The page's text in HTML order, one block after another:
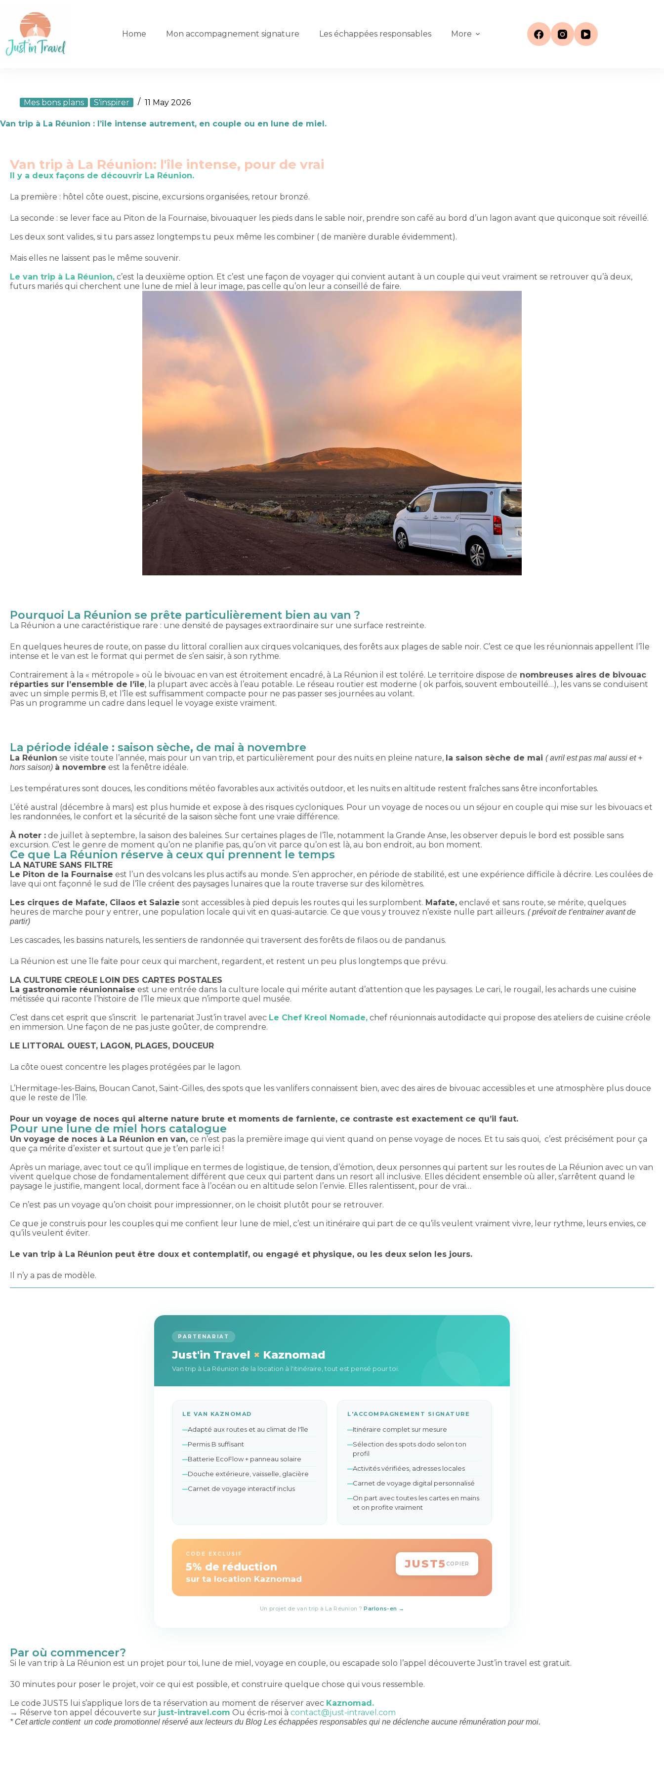
Home Mon accompagnement signature Les échappées responsables More
Mes bons plans S'inspirer 11 May 2026
Van trip à La Réunion : l’île intense autrement, en couple ou en lune de miel.
Van trip à La Réunion: l'île intense, pour de vrai
Il y a deux façons de découvrir La Réunion.
La première : hôtel côte ouest, piscine, excursions organisées, retour bronzé.
La seconde : se lever face au Piton de la Fournaise, bivouaquer les pieds dans le sable noir, prendre son café au bord d’un lagon avant que quiconque soit réveillé.
Les deux sont valides, si tu pars assez longtemps tu peux même les combiner ( de manière durable évidemment).
Mais elles ne laissent pas le même souvenir.
Le van trip à La Réunion, c’est la deuxième option. Et c’est une façon de voyager qui convient autant à un couple qui veut vraiment se retrouver qu’à deux,
futurs mariés qui cherchent une lune de miel à leur image, pas celle qu’on leur a conseillé de faire.
Pourquoi La Réunion se prête particulièrement bien au van ?
La Réunion a une caractéristique rare : une densité de paysages extraordinaire sur une surface restreinte.
En quelques heures de route, on passe du littoral corallien aux cirques volcaniques, des forêts aux plages de sable noir. C’est ce que les réunionnais appellent l’île
intense et le van est le format qui permet de s’en saisir, à son rythme.
Contrairement à la « métropole » où le bivouac en van est étroitement encadré, à La Réunion il est toléré. Le territoire dispose de nombreuses aires de bivouac
réparties sur l’ensemble de l’île, la plupart avec accès à l’eau potable. Le réseau routier est moderne ( ok parfois, souvent embouteillé…), les vans se conduisent
avec un simple permis B, et l’île est suffisamment compacte pour ne pas passer ses journées au volant.
Pas un programme un cadre dans lequel le voyage existe vraiment.
La période idéale : saison sèche, de mai à novembre
La Réunion se visite toute l’année, mais pour un van trip, et particulièrement pour des nuits en pleine nature, la saison sèche de mai ( avril est pas mal aussi et +
hors saison) à novembre est la fenêtre idéale.
Les températures sont douces, les conditions météo favorables aux activités outdoor, et les nuits en altitude restent fraîches sans être inconfortables.
L’été austral (décembre à mars) est plus humide et expose à des risques cycloniques. Pour un voyage de noces ou un séjour en couple qui mise sur les bivouacs et
les randonnées, le confort et la sécurité de la saison sèche font une vraie différence.
À noter : de juillet à septembre, la saison des baleines. Sur certaines plages de l’île, notamment la Grande Anse, les observer depuis le bord est possible sans
excursion. C’est le genre de moment qu’on ne planifie pas, qu’on vit parce qu’on est là, au bon endroit, au bon moment.
Ce que La Réunion réserve à ceux qui prennent le temps
LA NATURE SANS FILTRE
Le Piton de la Fournaise est l’un des volcans les plus actifs au monde. S’en approcher, en période de stabilité, est une expérience difficile à décrire. Les coulées de
lave qui ont façonné le sud de l’île créent des paysages lunaires que la route traverse sur des kilomètres.
Les cirques de Mafate, Cilaos et Salazie sont accessibles à pied depuis les routes qui les surplombent. Mafate, enclavé et sans route, se mérite, quelques
heures de marche pour y entrer, une population locale qui vit en quasi-autarcie. Ce que vous y trouvez n’existe nulle part ailleurs. ( prévoit de t’entrainer avant de
partir)
Les cascades, les bassins naturels, les sentiers de randonnée qui traversent des forêts de filaos ou de pandanus.
La Réunion est une île faite pour ceux qui marchent, regardent, et restent un peu plus longtemps que prévu.
LA CULTURE CREOLE LOIN DES CARTES POSTALES
La gastronomie réunionnaise est une entrée dans la culture locale qui mérite autant d’attention que les paysages. Le cari, le rougail, les achards une cuisine
métissée qui raconte l’histoire de l’île mieux que n’importe quel musée.
C’est dans cet esprit que s’inscrit le partenariat Just’in travel avec Le Chef Kreol Nomade, chef réunionnais autodidacte qui propose des ateliers de cuisine créole
en immersion. Une façon de ne pas juste goûter, de comprendre.
LE LITTORAL OUEST, LAGON, PLAGES, DOUCEUR
La côte ouest concentre les plages protégées par le lagon.
L’Hermitage-les-Bains, Boucan Canot, Saint-Gilles, des spots que les vanlifers connaissent bien, avec des aires de bivouac accessibles et une atmosphère plus douce
que le reste de l’île.
Pour un voyage de noces qui alterne nature brute et moments de farniente, ce contraste est exactement ce qu’il faut.
Pour une lune de miel hors catalogue
Un voyage de noces à La Réunion en van, ce n’est pas la première image qui vient quand on pense voyage de noces. Et tu sais quoi, c’est précisément pour ça
que ça mérite d’exister et surtout que je t’en parle ici !
Après un mariage, avec tout ce qu’il implique en termes de logistique, de tension, d’émotion, deux personnes qui partent sur les routes de La Réunion avec un van
vivent quelque chose de fondamentalement différent que ceux qui partent dans un resort all inclusive. Elles décident ensemble où aller, s’arrêtent quand le
paysage le justifie, mangent local, dorment face à l’océan ou en altitude selon l’envie. Elles ralentissent, pour de vrai…
Ce n’est pas un voyage qu’on choisit pour impressionner, on le choisit plutôt pour se retrouver.
Ce que je construis pour les couples qui me confient leur lune de miel, c’est un itinéraire qui part de ce qu’ils veulent vraiment vivre, leur rythme, leurs envies, ce
qu’ils veulent éviter.
Le van trip à La Réunion peut être doux et contemplatif, ou engagé et physique, ou les deux selon les jours.
Il n’y a pas de modèle.
PARTENARIAT
Just'in Travel × Kaznomad
Van trip à La Réunion de la location à l'itinéraire, tout est pensé pour toi.
LE VAN KAZNOMAD
Adapté aux routes et au climat de l'île
Permis B suffisant
Batterie EcoFlow + panneau solaire
Douche extérieure, vaisselle, glacière
Carnet de voyage interactif inclus
L'ACCOMPAGNEMENT SIGNATURE
Itinéraire complet sur mesure
Sélection des spots dodo selon ton
profil
Activités vérifiées, adresses locales
Carnet de voyage digital personnalisé
On part avec toutes les cartes en mains
et on profite vraiment
CODE EXCLUSIF
5% de réduction
sur ta location Kaznomad
JUST5 COPIER
Un projet de van trip à La Réunion ?Parlons-en →
Par où commencer?
Si le van trip à La Réunion est un projet pour toi, lune de miel, voyage en couple, ou escapade solo l’appel découverte Just’in travel est gratuit.
30 minutes pour poser le projet, voir ce qui est possible, et construire quelque chose qui vous ressemble.
Le codeJUST5 lui s’applique lors de ta réservation au moment de réserver avec Kaznomad.
→ Réserve ton appel découverte sur just-intravel.com Ou écris-moi à contact@just-intravel.com
* Cet article contient un code promotionnel réservé aux lecteurs du Blog Les échappées responsables qui ne déclenche aucune rémunération pour moi.